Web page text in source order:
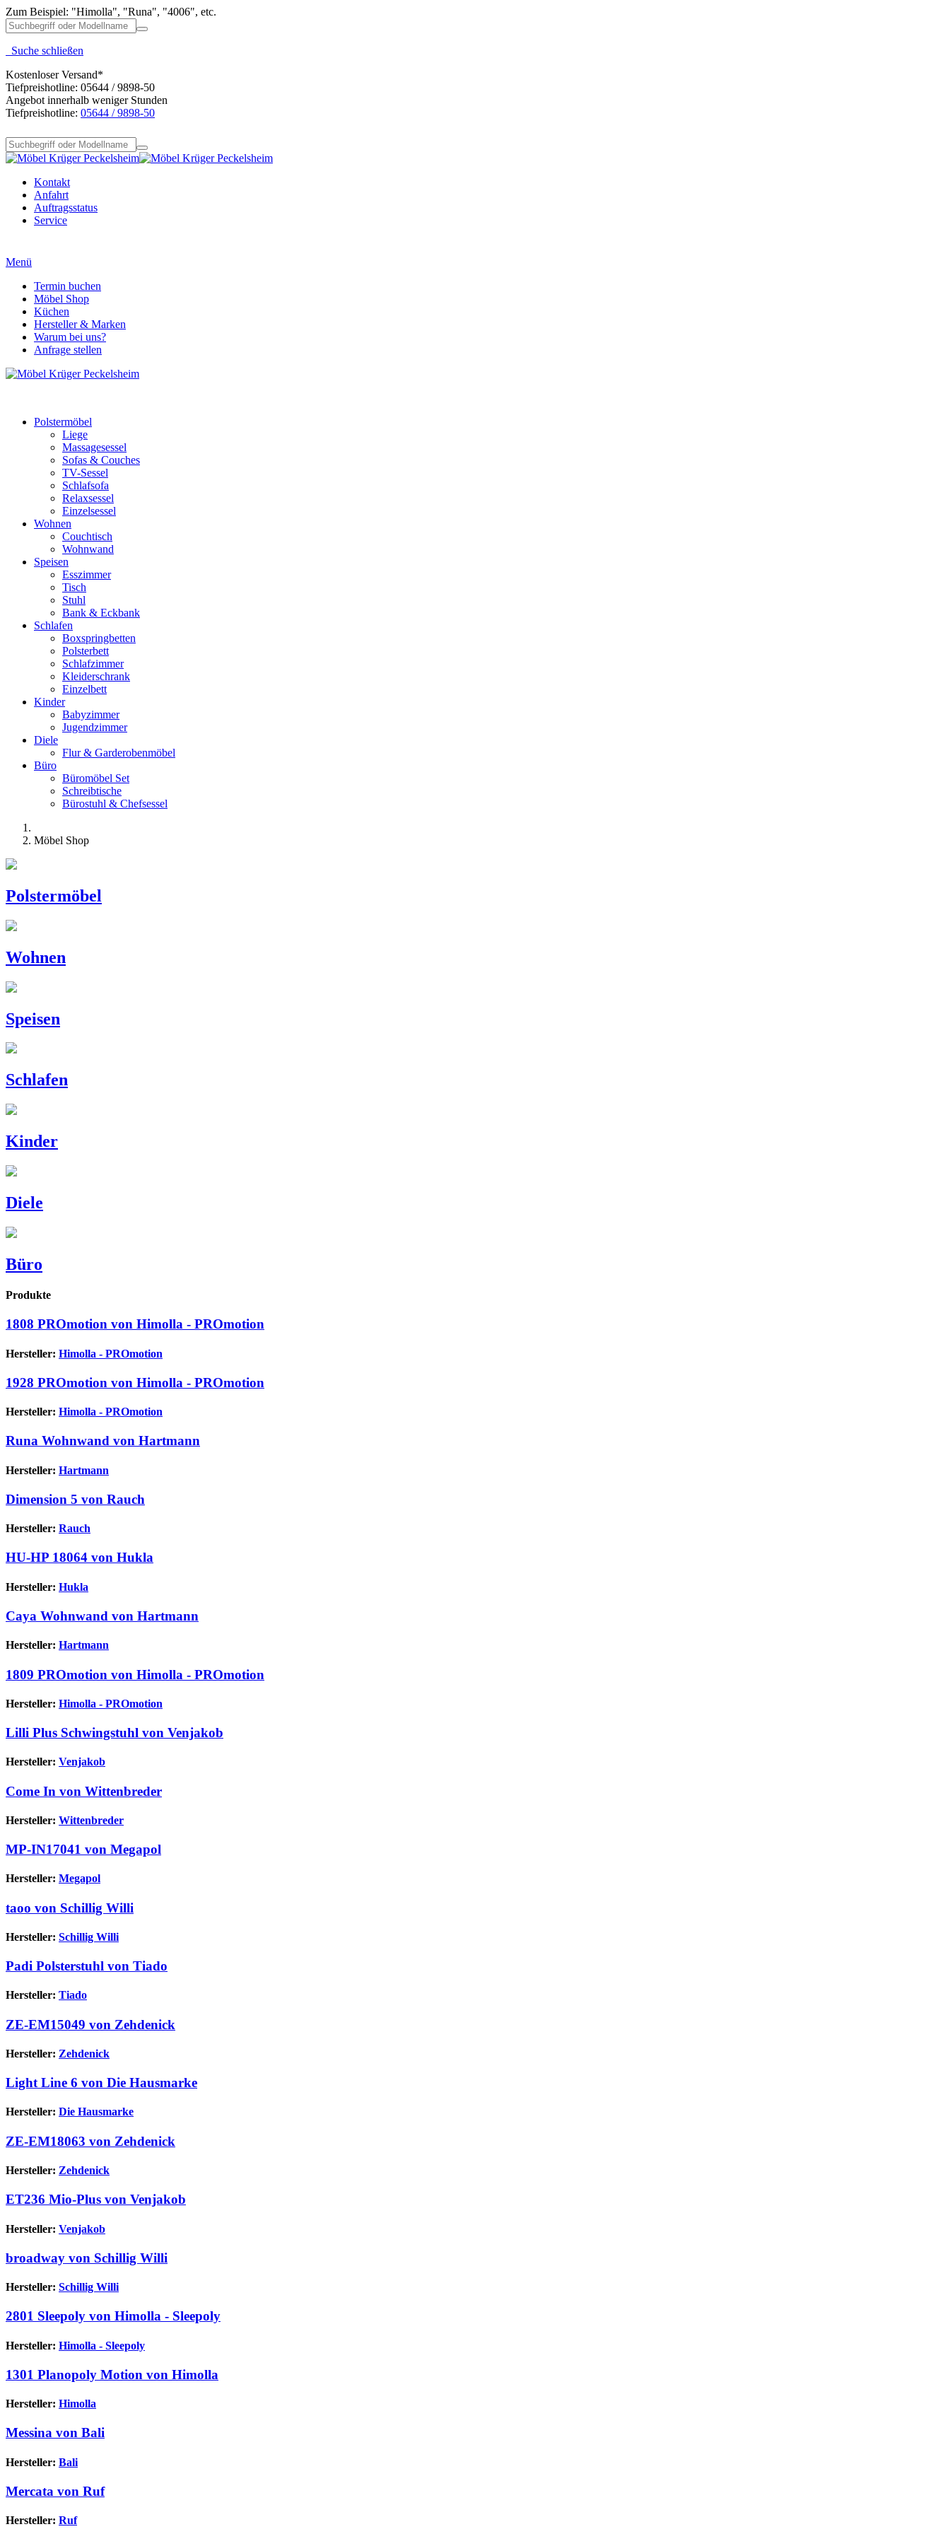
Zum Beispiel: "Himolla", "Runa", "4006", etc.
Suche schließen
Kostenloser Versand*
Tiefpreishotline: 05644 / 9898-50
Angebot innerhalb weniger Stunden
Tiefpreishotline: 05644 / 9898-50
Kontakt
Anfahrt
Auftragsstatus
Service
Menü
Termin buchen
Möbel Shop
Küchen
Hersteller & Marken
Warum bei uns?
Anfrage stellen
Polstermöbel
Liege
Massagesessel
Sofas & Couches
TV-Sessel
Schlafsofa
Relaxsessel
Einzelsessel
Wohnen
Couchtisch
Wohnwand
Speisen
Esszimmer
Tisch
Stuhl
Bank & Eckbank
Schlafen
Boxspringbetten
Polsterbett
Schlafzimmer
Kleiderschrank
Einzelbett
Kinder
Babyzimmer
Jugendzimmer
Diele
Flur & Garderobenmöbel
Büro
Büromöbel Set
Schreibtische
Bürostuhl & Chefsessel
Möbel Shop
Polstermöbel
Wohnen
Speisen
Schlafen
Kinder
Diele
Büro
Produkte
1808 PROmotion von Himolla - PROmotion
Hersteller: Himolla - PROmotion
1928 PROmotion von Himolla - PROmotion
Hersteller: Himolla - PROmotion
Runa Wohnwand von Hartmann
Hersteller: Hartmann
Dimension 5 von Rauch
Hersteller: Rauch
HU-HP 18064 von Hukla
Hersteller: Hukla
Caya Wohnwand von Hartmann
Hersteller: Hartmann
1809 PROmotion von Himolla - PROmotion
Hersteller: Himolla - PROmotion
Lilli Plus Schwingstuhl von Venjakob
Hersteller: Venjakob
Come In von Wittenbreder
Hersteller: Wittenbreder
MP-IN17041 von Megapol
Hersteller: Megapol
taoo von Schillig Willi
Hersteller: Schillig Willi
Padi Polsterstuhl von Tiado
Hersteller: Tiado
ZE-EM15049 von Zehdenick
Hersteller: Zehdenick
Light Line 6 von Die Hausmarke
Hersteller: Die Hausmarke
ZE-EM18063 von Zehdenick
Hersteller: Zehdenick
ET236 Mio-Plus von Venjakob
Hersteller: Venjakob
broadway von Schillig Willi
Hersteller: Schillig Willi
2801 Sleepoly von Himolla - Sleepoly
Hersteller: Himolla - Sleepoly
1301 Planopoly Motion von Himolla
Hersteller: Himolla
Messina von Bali
Hersteller: Bali
Mercata von Ruf
Hersteller: Ruf